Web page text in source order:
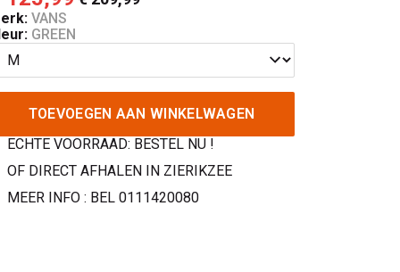
VANS
GREEN
TOEVOEGEN AAN WINKELWAGEN
ECHTE VOORRAAD: BESTEL NU !
OF DIRECT AFHALEN IN ZIERIKZEE
MEER INFO : BEL 0111420080